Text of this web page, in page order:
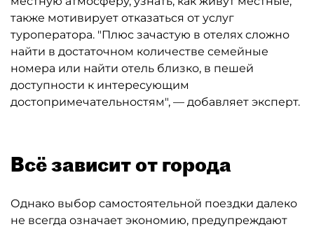
также мотивирует отказаться от услуг
туроператора. "Плюс зачастую в отелях сложно
найти в достаточном количестве семейные
номера или найти отель близко, в пешей
доступности к интересующим
достопримечательностям", — добавляет эксперт.
Всё зависит от города
Однако выбор самостоятельной поездки далеко
не всегда означает экономию, предупреждают